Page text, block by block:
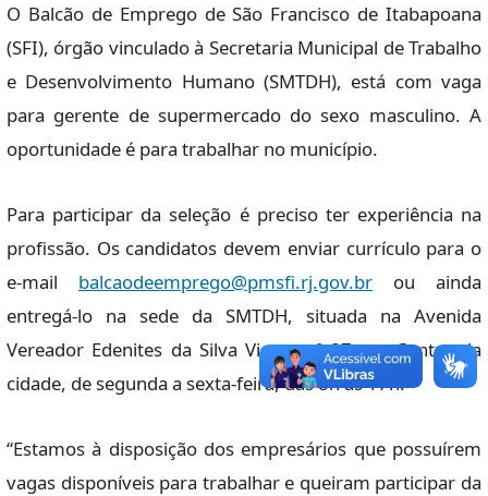
O Balcão de Emprego de São Francisco de Itabapoana
(SFI), órgão vinculado à Secretaria Municipal de Trabalho
e Desenvolvimento Humano (SMTDH), está com vaga
para gerente de supermercado do sexo masculino. A
oportunidade é para trabalhar no município.
Para participar da seleção é preciso ter experiência na
profissão. Os candidatos devem enviar currículo para o
e-mail balcaodeemprego@pmsfi.rj.gov.br ou ainda
entregá-lo na sede da SMTDH, situada na Avenida
Vereador Edenites da Silva Viana, nº 87, no Centro da
cidade, de segunda a sexta-feira, das 8h às 17h.
“Estamos à disposição dos empresários que possuírem
vagas disponíveis para trabalhar e queiram participar da